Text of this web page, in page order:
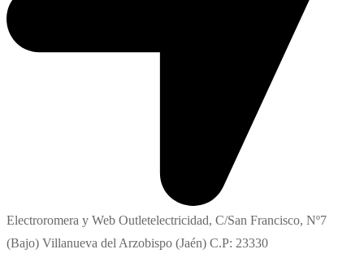
Electroromera y Web Outletelectricidad, C/San Francisco, Nº7
(Bajo) Villanueva del Arzobispo (Jaén) C.P: 23330